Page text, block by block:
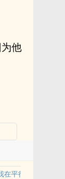
他
在平行世界当王